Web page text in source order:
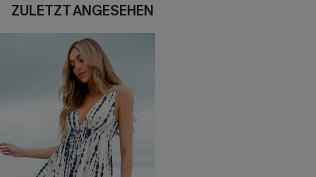
ZULETZT ANGESEHEN